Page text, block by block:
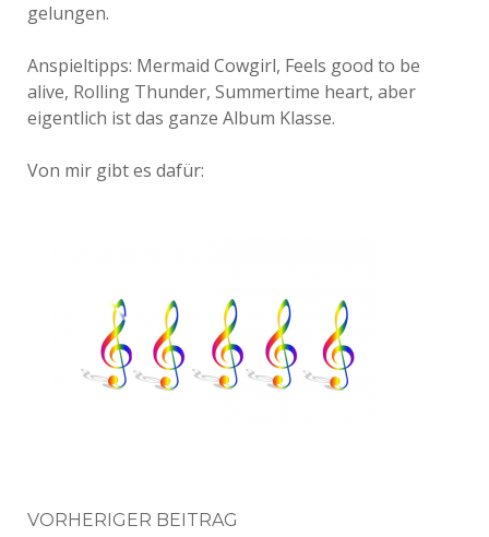
gelungen.
Anspieltipps: Mermaid Cowgirl, Feels good to be
alive, Rolling Thunder, Summertime heart, aber
eigentlich ist das ganze Album Klasse.
Von mir gibt es dafür:
VORHERIGER BEITRAG